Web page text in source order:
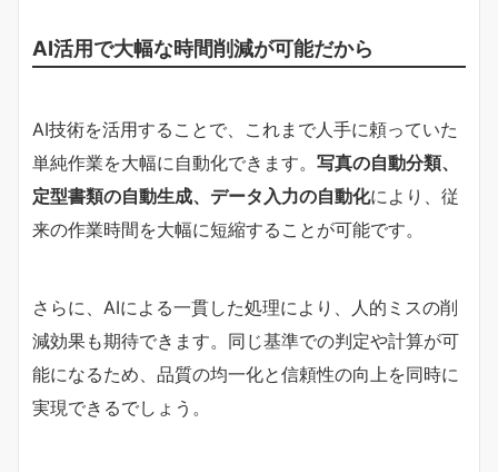
AI活用で大幅な時間削減が可能だから
AI技術を活用することで、これまで人手に頼っていた
単純作業を大幅に自動化できます。 写真の自動分類、
定型書類の自動生成、データ入力の自動化により、従
来の作業時間を大幅に短縮することが可能です。
さらに、AIによる一貫した処理により、人的ミスの削
減効果も期待できます。同じ基準での判定や計算が可
能になるため、品質の均一化と信頼性の向上を同時に
実現できるでしょう。